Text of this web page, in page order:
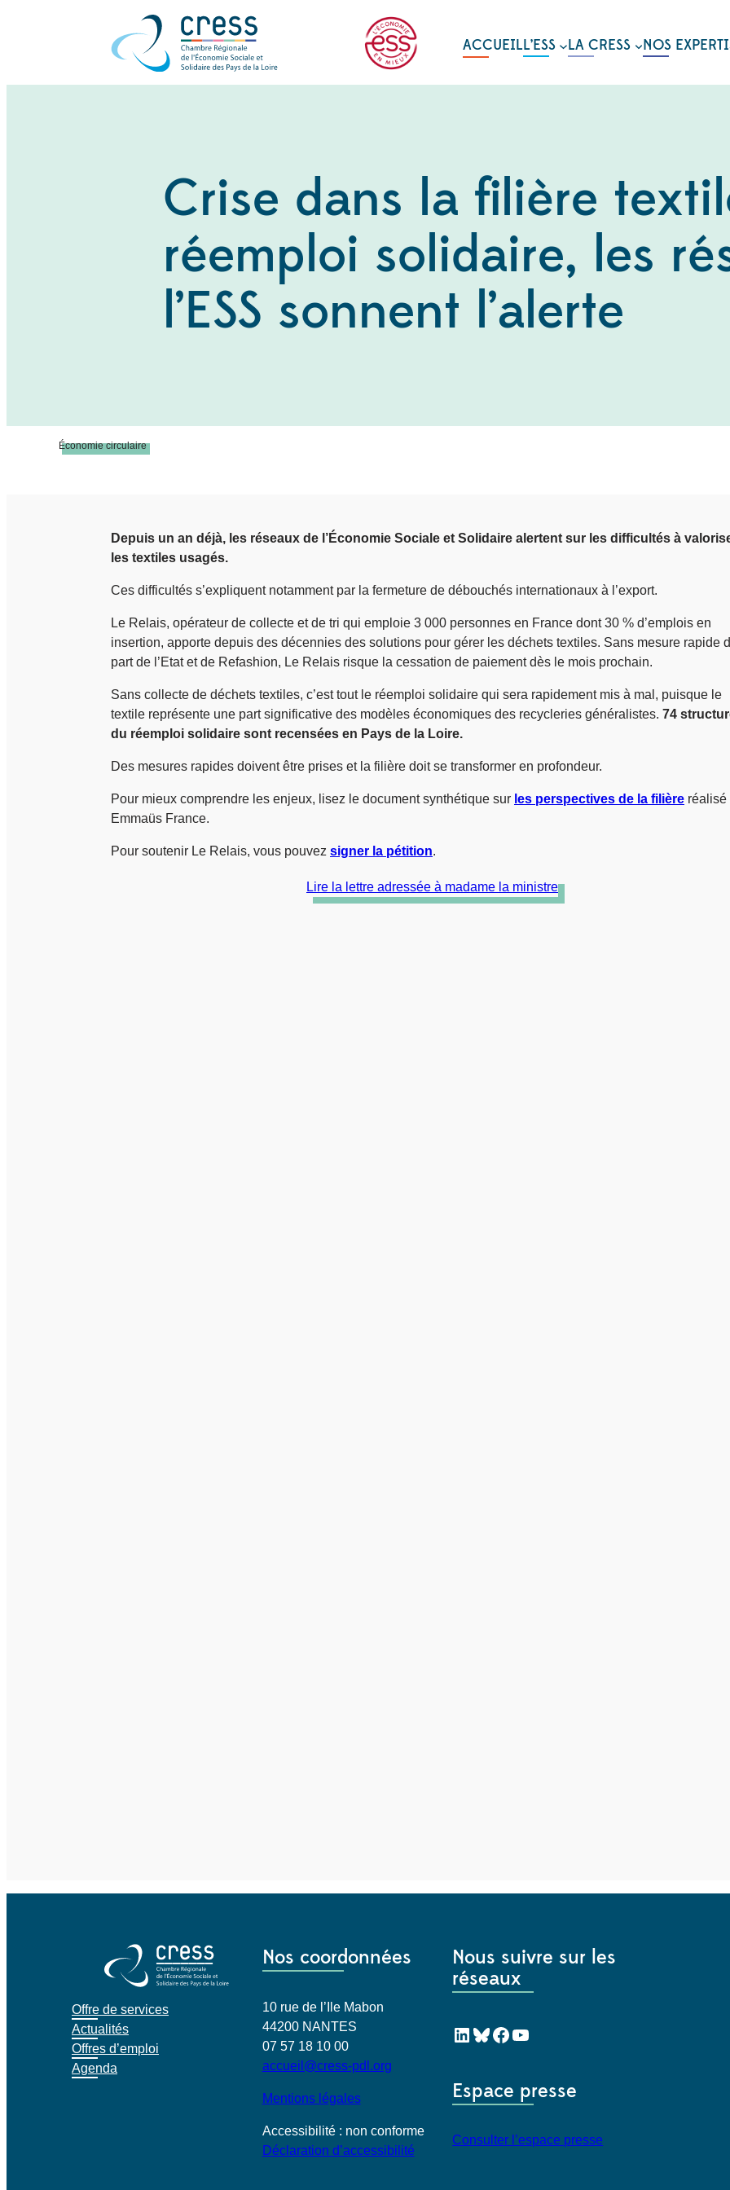
ACCUEILL’ESS LA CRESS NOS
Crise dans la filière
réemploi solidaire, les
l’ESS sonnent l’alerte
Économie circulaire
Depuis un an déjà, les réseaux de l’Économie Sociale et Solidaire alertent sur les difficultés à
les textiles usagés.
Ces difficultés s’expliquent notamment par la fermeture de débouchés internationaux à l’export.
Le Relais, opérateur de collecte et de tri qui emploie 3 000 personnes en France dont 30 % d’emplois en
insertion, apporte depuis des décennies des solutions pour gérer les déchets textiles. Sans mesure rapide
part de l’Etat et de Refashion, Le Relais risque la cessation de paiement dès le mois prochain.
Sans collecte de déchets textiles, c’est tout le réemploi solidaire qui sera rapidement mis à mal, puisque le
textile représente une part significative des modèles économiques des recycleries généralistes. 74
du réemploi solidaire sont recensées en Pays de la Loire.
Des mesures rapides doivent être prises et la filière doit se transformer en profondeur.
Pour mieux comprendre les enjeux, lisez le document synthétique sur les perspectives de la filière réalisé
Emmaüs France.
Pour soutenir Le Relais, vous pouvez signer la pétition.
Lire la lettre adressée à madame la ministre
Offre de services
Actualités
Offres d’emploi
Agenda
Nos coordonnées
10 rue de l’Ile Mabon
44200 NANTES
07 57 18 10 00
accueil@cress-pdl.org
Mentions légales
Accessibilité : non conforme
Déclaration d’accessibilité
Nous suivre sur les
réseaux
LinkedIn
Bluesky
Facebook
YouTube
Espace presse
Consulter l’espace presse